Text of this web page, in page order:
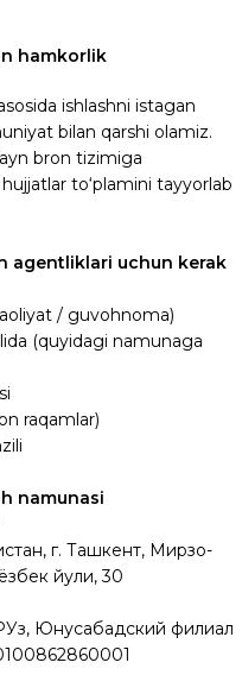
hamkorlik
ishlashni istagan
bilan qarshi olamiz.
bron tizimiga
to‘plamini tayyorlab
agentliklari uchun kerak
/ guvohnoma)
(quyidagi namunaga
raqamlar)
namunasi
г. Ташкент, Мирзо-
йули, 30
Юнусабадский филиал